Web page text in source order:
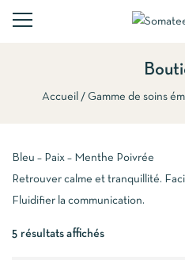
Accueil Gamme de soins
Bleu – Paix – Menthe Poivrée
Retrouver calme et tranquillité.
Fluidifier la communication.
5 résultats affichés